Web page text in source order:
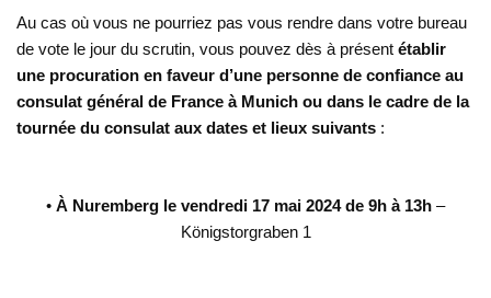
Au cas où vous ne pourriez pas vous rendre dans votre bureau
de vote le jour du scrutin, vous pouvez dès à présentétablir
une procuration en faveur d’une personne de confiance au
consulat général de France à Munich ou dans le cadre de la
tournée du consulat aux dates et lieux suivants :
• À Nuremberg le vendredi 17 mai 2024 de 9h à 13h –
Königstorgraben 1